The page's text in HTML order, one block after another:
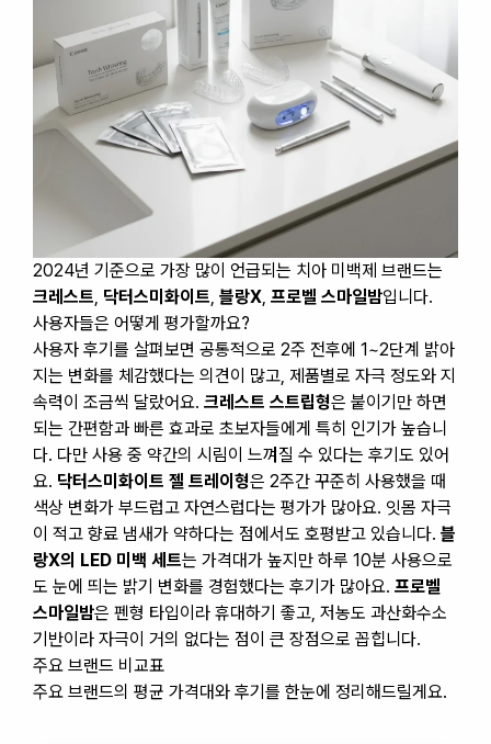
2024년 기준으로 가장 많이 언급되는 치아 미백제 브랜드는
크레스트 닥터스미화이트 블랑X 프로벨 스마일밤입니다.
사용자들은 어떻게 평가할까요?
사용자 후기를 살펴보면 공통적으로 2주 전후에 1~2단계 밝아
지는 변화를 체감했다는 의견이 많고, 제품별로 자극 정도와 지
속력이 조금씩 달랐어요. 크레스트 스트립형은 붙이기만 하면
되는 간편함과 빠른 효과로 초보자들에게 특히 인기가 높습니
다. 다만 사용 중 약간의 시림이 느껴질 수 있다는 후기도 있어
요. 닥터스미화이트 젤 트레이형은 2주간 꾸준히 사용했을 때
색상 변화가 부드럽고 자연스럽다는 평가가 많아요. 잇몸 자극
이 적고 향료 냄새가 약하다는 점에서도 호평받고 있습니다. 블
랑X의 LED 미백 세트는 가격대가 높지만 하루 10분 사용으로
도 눈에 띄는 밝기 변화를 경험했다는 후기가 많아요. 프로벨
스마일밤은 펜형 타입이라 휴대하기 좋고, 저농도 과산화수소
기반이라 자극이 거의 없다는 점이 큰 장점으로 꼽힙니다.
주요 브랜드 비교표
주요 브랜드의 평균 가격대와 후기를 한눈에 정리해드릴게요.